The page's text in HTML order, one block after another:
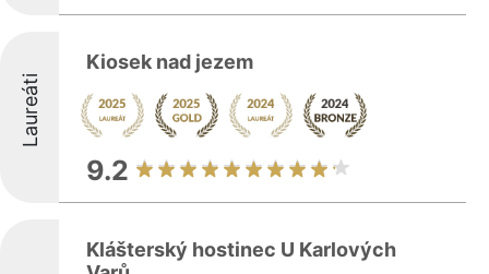
Laureáti
Kiosek nad jezem
9.2
Klášterský hostinec U Karlových